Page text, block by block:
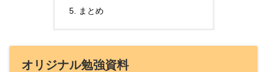
まとめ
オリジナル勉強資料